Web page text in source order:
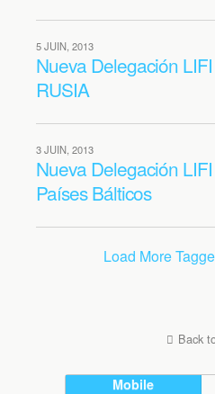
5 JUIN, 2013
Nueva Delegación
RUSIA
3 JUIN, 2013
Nueva Delegación
Países Bálticos
Load More
Back
Mobile